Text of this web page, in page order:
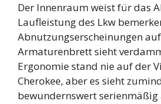
Der Innenraum weist für das
Laufleistung des Lkw
Abnutzungserscheinungen
Armaturenbrett sieht
Ergonomie stand nie auf der
Cherokee, aber es sieht
bewundernswert serienmäßig